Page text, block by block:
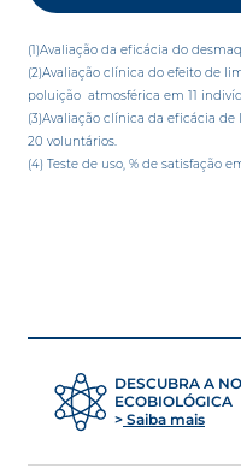
(1)Avaliação da eficácia do
(2)Avaliação clínica do efeito de
poluição atmosférica em 11
(3)Avaliação clínica da eficácia
20 voluntários.
(4) Teste de uso, % de satisfação
DESCUBRA A
ECOBIOLÓGICA
Saiba mais